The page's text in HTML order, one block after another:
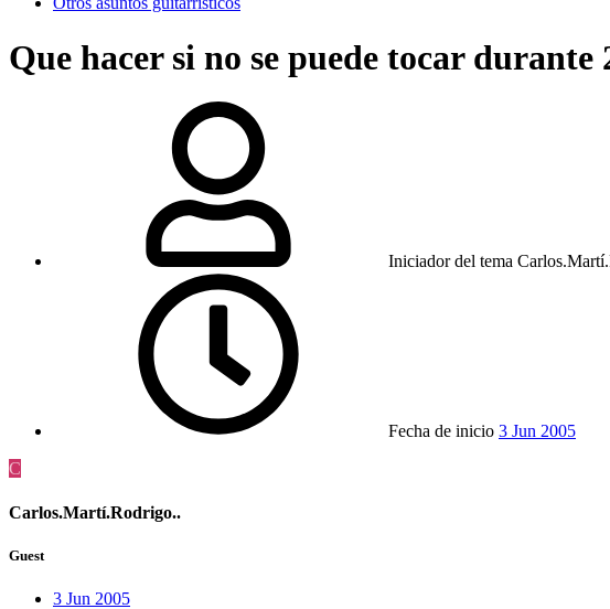
Que hacer si no se puede tocar durante
Iniciador del tema
Fecha de inicio 3 Jun 2005
C
Carlos.Martí.Rodrigo..
Guest
3 Jun 2005